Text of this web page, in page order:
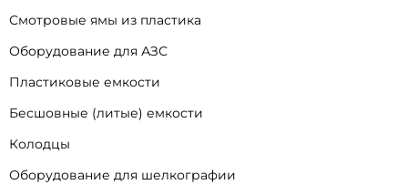
Смотровые ямы из пластика
Оборудование для АЗС
Пластиковые емкости
Бесшовные (литые) емкости
Колодцы
Оборудование для шелкографии